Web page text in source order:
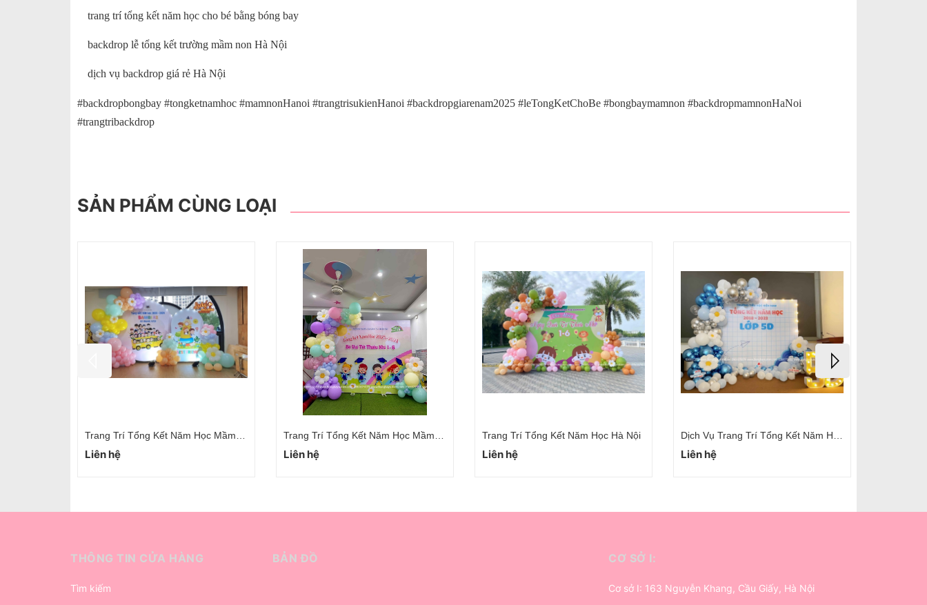
trang trí tổng kết năm học cho bé bằng bóng bay
backdrop lễ tổng kết trường mầm non Hà Nội
dịch vụ backdrop giá rẻ Hà Nội
#backdropbongbay #tongketnamhoc #mamnonHanoi #trangtrisukienHanoi #backdropgiarenam2025 #leTongKetChoBe #bongbaymamnon #backdropmamnonHaNoi
#trangtribackdrop
SẢN PHẨM CÙNG LOẠI
Trang Trí Tổng Kết Năm Học Hà Nội
Liên hệ Liên hệ
Dịch Vụ Trang Trí Lễ Tổng Kết Năm Học Tại Hà Đông
Liên hệ Liên hệ
THÔNG TIN CỬA HÀNG
Tìm kiếm
BẢN ĐỒ CƠ SỞ I:
Cơ sở I: 163 Nguyễn Khang, Cầu Giấy, Hà Nội